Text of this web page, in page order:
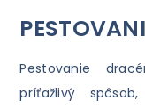
Pestovanie
príťažlivý